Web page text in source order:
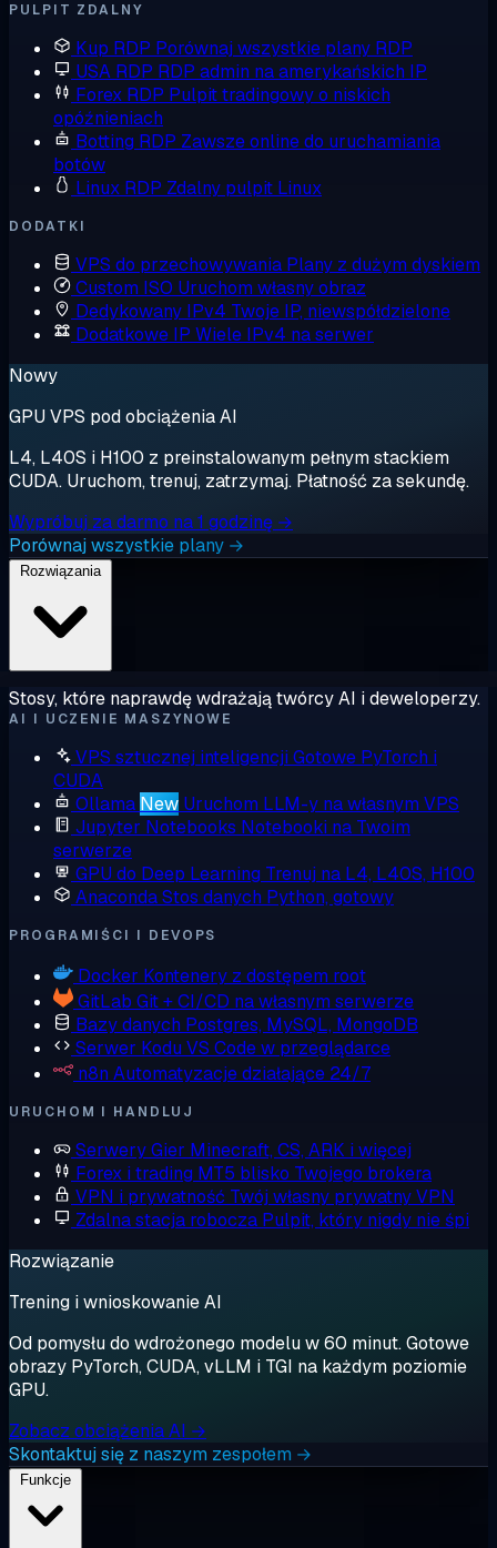
PULPIT ZDALNY
Kup RDP Porównaj wszystkie plany RDP
USA RDP RDP admin na amerykańskich IP
Forex RDP Pulpit tradingowy o niskich
opóźnieniach
Botting RDP Zawsze online do uruchamiania
botów
Linux RDP Zdalny pulpit Linux
DODATKI
VPS do przechowywania Plany z dużym dyskiem
Custom ISO Uruchom własny obraz
Dedykowany IPv4 Twoje IP, niewspółdzielone
Dodatkowe IP Wiele IPv4 na serwer
Nowy
GPU VPS pod obciążenia AI
L4, L40S i H100 z preinstalowanym pełnym stackiem
CUDA. Uruchom, trenuj, zatrzymaj. Płatność za sekundę.
Wypróbuj za darmo na 1 godzinę →
Porównaj wszystkie plany →
Rozwiązania
Stosy, które naprawdę wdrażają twórcy AI i deweloperzy.
AI I UCZENIE MASZYNOWE
VPS sztucznej inteligencji Gotowe PyTorch i
CUDA
Ollama New Uruchom LLM-y na własnym VPS
Jupyter Notebooks Notebooki na Twoim
serwerze
GPU do Deep Learning Trenuj na L4, L40S, H100
AnacondaStos danych Python, gotowy
PROGRAMIŚCI I DEVOPS
Docker Kontenery z dostępem root
GitLab Git + CI/CD na własnym serwerze
Bazy danych Postgres, MySQL, MongoDB
Serwer Kodu VS Code w przeglądarce
n8n Automatyzacje działające 24/7
URUCHOM I HANDLUJ
Serwery Gier Minecraft, CS, ARK i więcej
Forex i trading MT5 blisko Twojego brokera
VPN i prywatność Twój własny prywatny VPN
Zdalna stacja robocza Pulpit, który nigdy nie śpi
Rozwiązanie
Trening i wnioskowanie AI
Od pomysłu do wdrożonego modelu w 60 minut. Gotowe
obrazy PyTorch, CUDA, vLLM i TGI na każdym poziomie
GPU.
Zobacz obciążenia AI →
Skontaktuj się z naszym zespołem →